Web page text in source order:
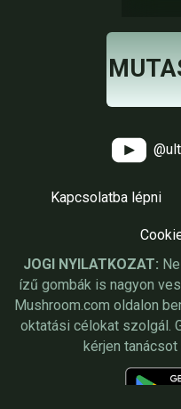
Kapcsolatba lépni
JOGI NYILATKOZAT:
ízű gombák is nagyon
Mushroom.com oldalon
oktatási célokat szolgál.
kérjen